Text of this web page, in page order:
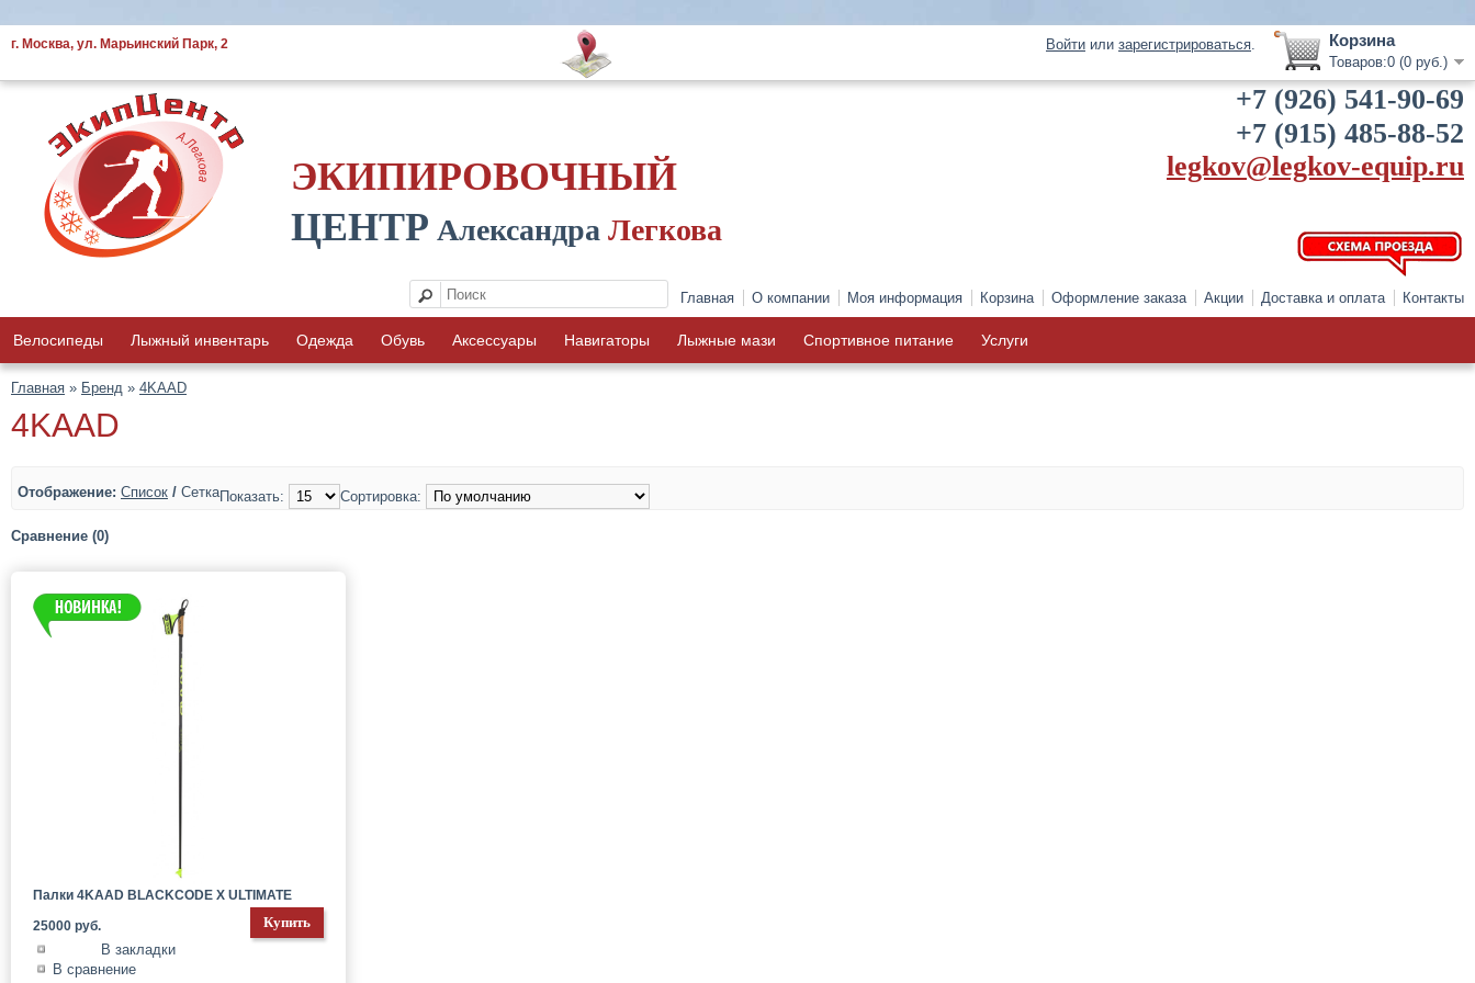
г. Москва, ул. Марьинский Парк, 2 Войти или зарегистрироваться. Корзина
Товаров:0 (0 руб.)
ЭКИПИРОВОЧНЫЙ
ЦЕНТР Александра Легкова
+7 (926) 541-90-69
+7 (915) 485-88-52
legkov@legkov-equip.ru
Главная О компании Моя информация Корзина Оформление заказа Акции Доставка и оплата Контакты
Велосипеды Лыжный инвентарь Одежда Обувь Аксессуары Навигаторы Лыжные мази Спортивное питание Услуги
Главная » Бренд » 4KAAD
4KAAD
Отображение: Список / СеткаПоказать: Сортировка:
Сравнение (0)
Палки 4KAAD BLACKCODE X ULTIMATE
25000 руб.
В закладки
В сравнение